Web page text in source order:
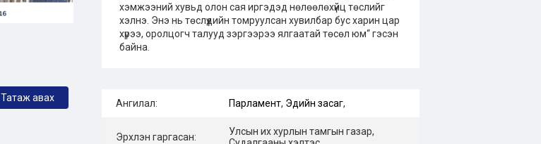
Татаж авах
хэмжээний хувьд олон сая иргэдэд нөлөөлөхүйц төслийг
хэлнэ. Энэ нь төслүүдийн томруулсан хувилбар бус харин цар
хүрээ, оролцогч талууд зэргээрээ ялгаатай төсөл юм“ гэсэн
байна.
Ангилал: Парламент, Эдийн засаг,
Эрхлэн гаргасан:
Улсын их хурлын тамгын газар,